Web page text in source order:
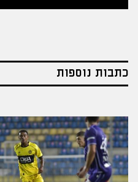
כתבות נוספות